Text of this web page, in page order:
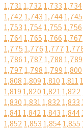
1,7311,7321,7331,734
1,7421,7431,7441,745
1,7531,7541,7551,756
1,7641,7651,7661,767
1,7751,7761,777
1,7861,7871,7881,789
1,7971,7981,7991,800
1,8081,8091,8101,811
1,8191,8201,8211,822
1,8301,8311,8321,833
1,8411,8421,8431,844
1,8521,8531,8541,855